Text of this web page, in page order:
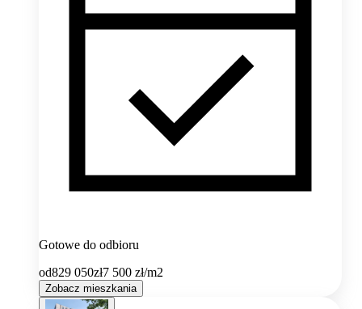
Gotowe do odbioru
od829 050zł7 500 zł/m2
Zobacz mieszkania